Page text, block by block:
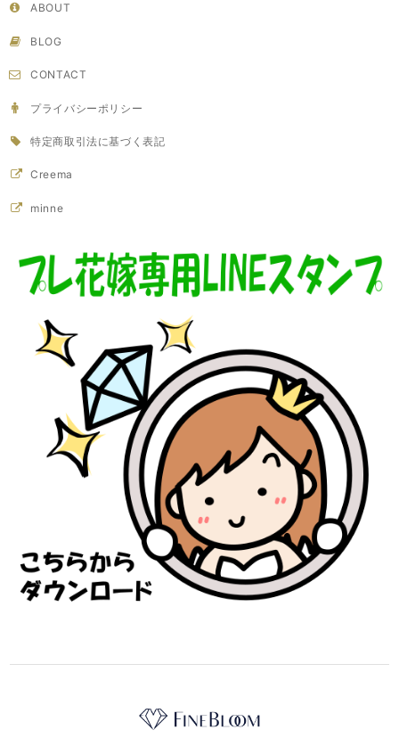
ABOUT
BLOG
CONTACT
プライバシーポリシー
特定商取引法に基づく表記
Creema
minne